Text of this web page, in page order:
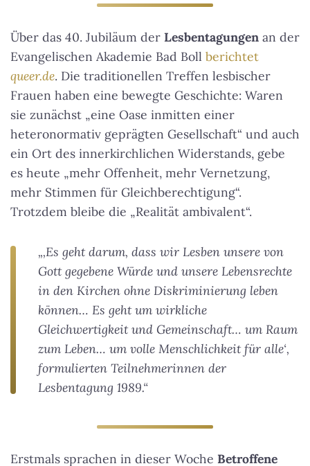
Über das 40. Jubiläum der Lesbentagungen an der
Evangelischen Akademie Bad Boll berichtet
queer.de. Die traditionellen Treffen lesbischer
Frauen haben eine bewegte Geschichte: Waren
sie zunächst „eine Oase inmitten einer
heteronormativ geprägten Gesellschaft“ und auch
ein Ort des innerkirchlichen Widerstands, gebe
es heute „mehr Offenheit, mehr Vernetzung,
mehr Stimmen für Gleichberechtigung“.
Trotzdem bleibe die „Realität ambivalent“.
„‚Es geht darum, dass wir Lesben unsere von
Gott gegebene Würde und unsere Lebensrechte
in den Kirchen ohne Diskriminierung leben
können… Es geht um wirkliche
Gleichwertigkeit und Gemeinschaft… um Raum
zum Leben… um volle Menschlichkeit für alle‘,
formulierten Teilnehmerinnen der
Lesbentagung 1989.“
Erstmals sprachen in dieser Woche Betroffene